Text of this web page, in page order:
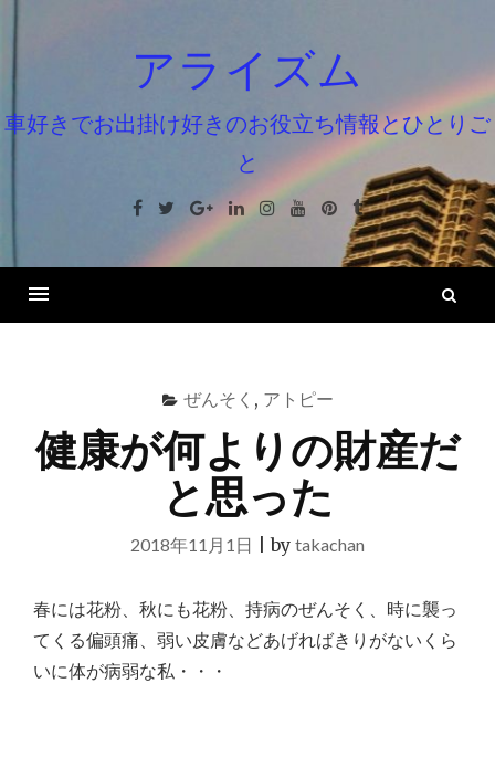
ン
ツ
ッ
アライズム
車好きでお出掛け好きのお役立ち情報とひとりご
と
Facebook
TwitterGoogle+LinkedinInstagramYoutube
Pinterest
Tumblr
ぜんそく , アトピー
健康が何よりの財産だ
と思った
2018年11月1日 |by takachan
春には花粉、秋にも花粉、持病のぜんそく、時に襲っ
てくる偏頭痛、弱い皮膚などあげればきりがないくら
いに体が病弱な私・・・